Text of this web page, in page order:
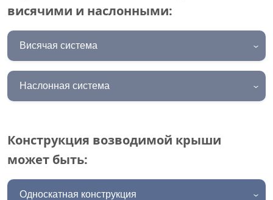
висячими и наслонными:
Висячая система
Наслонная система
Конструкция возводимой крыши
может быть:
Односкатная конструкция